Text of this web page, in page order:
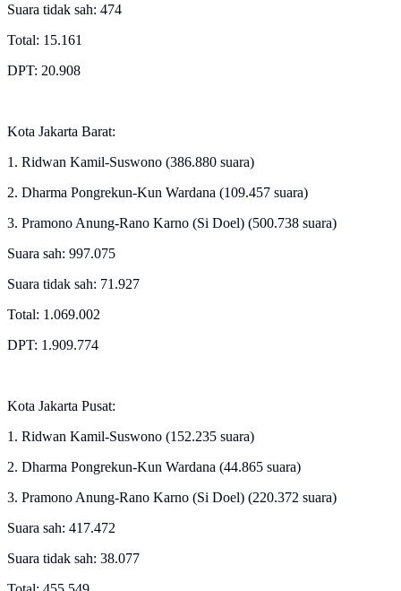
Suara tidak sah: 474
Total: 15.161
DPT: 20.908
Kota Jakarta Barat:
1. Ridwan Kamil-Suswono (386.880 suara)
2. Dharma Pongrekun-Kun Wardana (109.457 suara)
3. Pramono Anung-Rano Karno (Si Doel) (500.738 suara)
Suara sah: 997.075
Suara tidak sah: 71.927
Total: 1.069.002
DPT: 1.909.774
Kota Jakarta Pusat:
1. Ridwan Kamil-Suswono (152.235 suara)
2. Dharma Pongrekun-Kun Wardana (44.865 suara)
3. Pramono Anung-Rano Karno (Si Doel) (220.372 suara)
Suara sah: 417.472
Suara tidak sah: 38.077